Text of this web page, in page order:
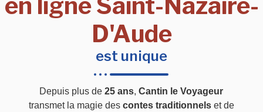
D'Aude
est unique
Depuis plus de25 ans,Cantin le Voyageur
transmet la magie des contes traditionnelset de